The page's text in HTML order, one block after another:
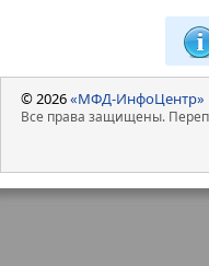
© 2026«МФД-ИнфоЦентр»
Все права защищены.